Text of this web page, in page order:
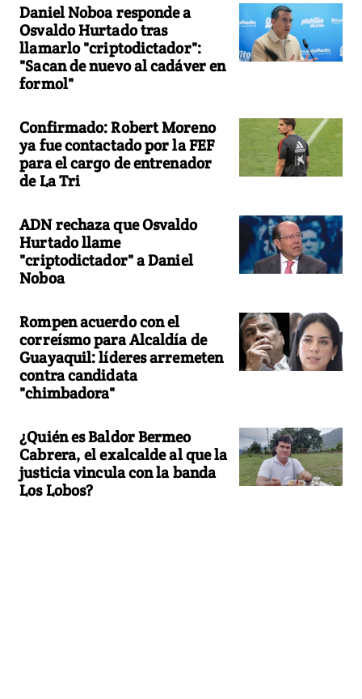
Daniel Noboa responde a
Osvaldo Hurtado tras
llamarlo "criptodictador":
"Sacan de nuevo al cadáver en
formol"
Confirmado: Robert Moreno
ya fue contactado por la FEF
para el cargo de entrenador
de La Tri
ADN rechaza que Osvaldo
Hurtado llame
"criptodictador" a Daniel
Noboa
Rompen acuerdo con el
correísmo para Alcaldía de
Guayaquil: líderes arremeten
contra candidata
"chimbadora"
¿Quién es Baldor Bermeo
Cabrera, el exalcalde al que la
justicia vincula con la banda
Los Lobos?